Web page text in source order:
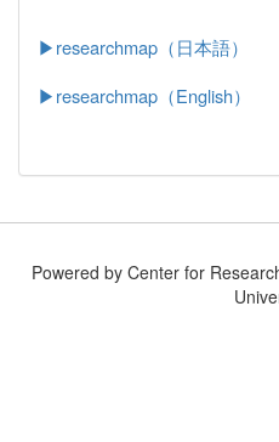
▶researchmap（日本語）
▶researchmap（English）
Powered by Center for